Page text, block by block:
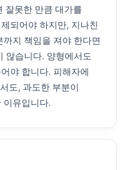
잘못한 만큼 대가를
되어야 하지만, 지나친
지 책임을 져야 한다면
않습니다. 양형에서도
야 합니다. 피해자에
도, 과도한 부분이
이유입니다.